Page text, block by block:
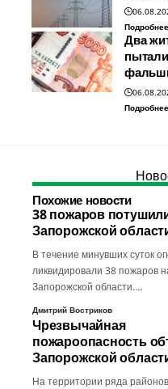
Подробнее
Два
Подробнее
Похожие новости
38 пожаров
Запорожской
В течение минувших суток
ликвидировали 38 пожаров
Запорожской области.…
Дмитрий Востриков
Чрезвычайная
пожароопасность
Запорожской
На территории ряда